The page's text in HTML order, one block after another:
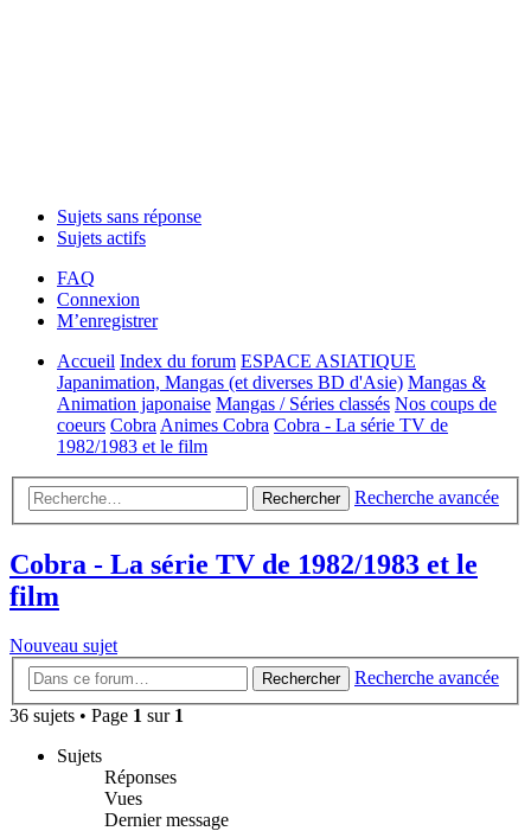
Sujets sans réponse
Sujets actifs
FAQ
Connexion
M’enregistrer
Accueil Index du forum ESPACE ASIATIQUE
Japanimation, Mangas (et diverses BD d'Asie) Mangas &
Animation japonaise Mangas / Séries classés Nos coups de
coeurs Cobra Animes Cobra Cobra - La série TV de
1982/1983 et le film
Rechercher Recherche avancée
Cobra - La série TV de 1982/1983 et le
film
Nouveau sujet
Rechercher
Recherche avancée
36 sujets • Page 1 sur 1
Sujets
Réponses
Vues
Dernier message